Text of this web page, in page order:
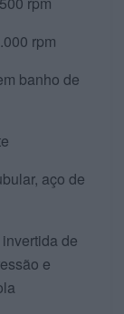
rpm
de
aço de
de
e